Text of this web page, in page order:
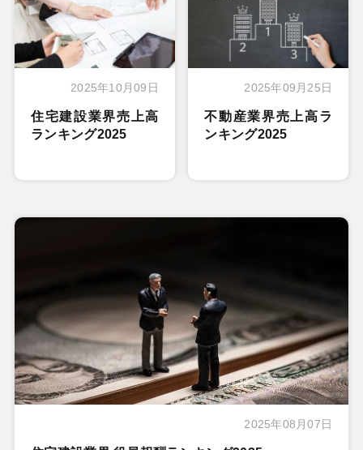
2025年10月09日
住宅建設業界売上高
ランキング2025
2025年09月25日
不動産業界売上高ラ
ンキング2025
2025年08月07日